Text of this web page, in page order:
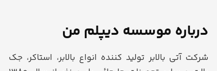
درباره موسسه دیپلم من
شرکت آتی بالابر تولید کننده انواع بالابر، استاکر، جک